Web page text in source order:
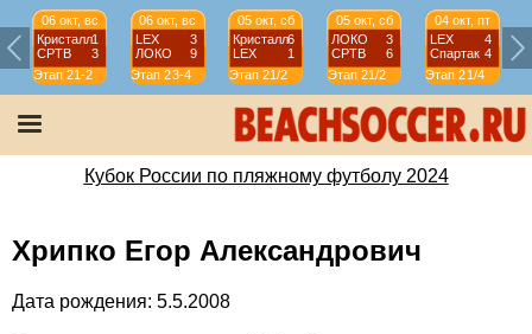
06 окт, вс
Кристалл1
СРТВ
3
Этап 21-2
06 окт, вс
LEX
3
ЛОКО
9
Этап 23-4
05 окт, сб
Кристалл6
LEX
1
Этап 21/2
05 окт, сб
ЛОКО
3
СРТВ
6
Этап 21/2
04 окт, пт
LEX
4
Спартак 4
Этап 21/4
Кубок России по пляжному футболу 2024
Хрипко Егор Александрович
Дата рождения: 5.5.2008